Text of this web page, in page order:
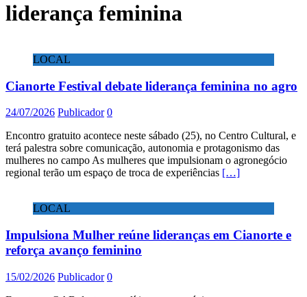
liderança feminina
LOCAL
Cianorte Festival debate liderança feminina no agro
24/07/2026 Publicador 0
Encontro gratuito acontece neste sábado (25), no Centro Cultural, e
terá palestra sobre comunicação, autonomia e protagonismo das
mulheres no campo As mulheres que impulsionam o agronegócio
regional terão um espaço de troca de experiências […]
LOCAL
Impulsiona Mulher reúne lideranças em Cianorte e
reforça avanço feminino
15/02/2026 Publicador 0